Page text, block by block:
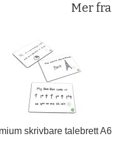
Mer fra
skrivbare talebrett A6